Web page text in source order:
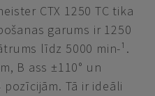
CTX 1250 TC tika
garums ir 1250
līdz 5000 min-¹.
B ass ±110° un
Tā ir ideāli